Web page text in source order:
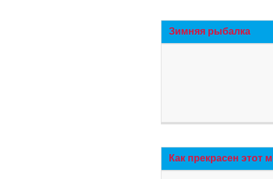
Зимняя рыбалка
Как прекрасен этот